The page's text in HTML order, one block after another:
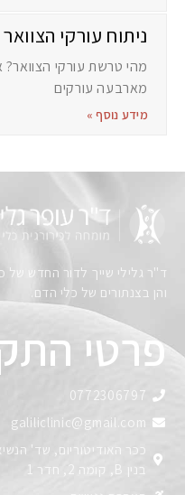
ניתוח עורקי הצוואר
מהי טרשת עורקי
מארבעה עורקים
מידע נוסף »
פרטי
0772306797
galiliclinic@gmail.com
ככר האודיטוריום, שד' הנשיא 134,
בנין B, קומה 2, חדר 1
ד"ר גלילי שייך לדור החדש של
והן בצנתורים של כלי הדם.